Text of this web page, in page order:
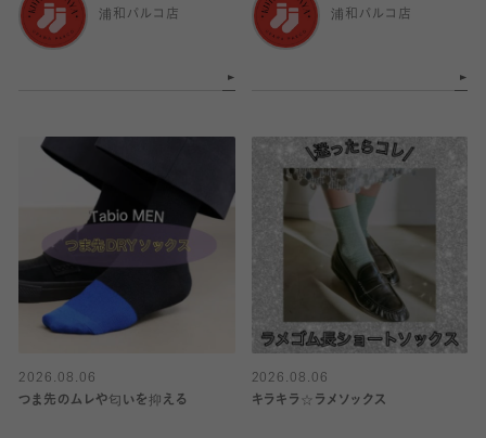
浦和パルコ店
浦和パルコ店
2026.08.06
つま先のムレや匂いを抑える
2026.08.06
キラキラ☆ラメソックス